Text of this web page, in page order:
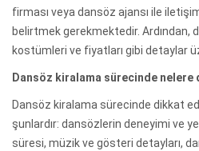
firması veya dansöz ajansı ile
belirtmek gerekmektedir. Ardından,
kostümleri ve fiyatları gibi detaylar
Dansöz kiralama sürecinde
Dansöz kiralama sürecinde dikkat
şunlardır: dansözlerin deneyimi ve
süresi, müzik ve gösteri detayları,